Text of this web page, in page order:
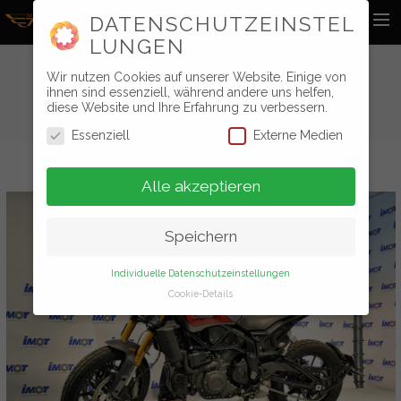
Home
Foto Galerie
EVENTS
You can display each category with a different layout!
DATENSCHUTZEINSTEL
LUNGEN
Wir nutzen Cookies auf unserer Website. Einige von
ihnen sind essenziell, während andere uns helfen,
diese Website und Ihre Erfahrung zu verbessern.
Essenziell
Externe Medien
Alle akzeptieren
Speichern
Individuelle Datenschutzeinstellungen
Cookie-Details
DATENSCHUTZEINSTE
LLUNGEN
Hier finden Sie eine Übersicht über alle
verwendeten Cookies. Sie können Ihre
Einwilligung zu ganzen Kategorien geben